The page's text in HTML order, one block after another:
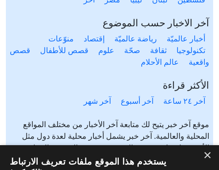
آخر الاخبار حسب الموضوع
أخبار عالميّة رياضة عالميّة إقتصاد
منوّعات
تكنولوجيا
ثقافة صحّة علوم قصص للأطفال
قصص
واقعية
عالم الأحلام
الأكثر قراءة
آخر ٢٤ ساعة آخر أسبوع آخر شهر
موقع آخر خبر يتيح لك متابعة آخر الأخبار من مختلف المواقع
المحلية والعالمية. آخر خبر يشمل أخبار محلية لعدة دول مثل
الأردن، فلسطين، مصر، السعودية، تونس، المغرب، الجزائر،
عرب ٤٨، لبنان، العراق، اليمن وغيرها آخر خبر يتيح متابعة أخبار
×
يستخدم هذا الموقع ملفات تعريف الارتباط